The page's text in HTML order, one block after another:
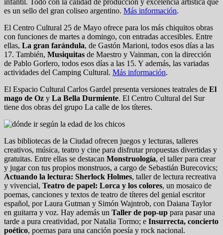
es un sello del gran coliseo argentino. Más información.
El Centro Cultural 25 de Mayo ofrece para los más chiquitos obras
con funciones de martes a domingo, con entradas accesibles. Entre
ellas, La gran farándula, de Gastón Marioni, todos esos días a las
17. También, Musiquitas de Maestro y Vainman, con la dirección
de Pablo Gorlero, todos esos días a las 15. Y además, las variadas
actividades del Camping Cultural. Más información.
El Espacio Cultural Carlos Gardel presenta versiones teatrales de El
mago de Oz y La Bella Durmiente. El Centro Cultural del Sur
tiene dos obras del grupo La calle de los títeres.
Las bibliotecas de la Ciudad ofrecen juegos y lecturas, talleres
creativos, música, teatro y cine para disfrutar propuestas divertidas y
gratuitas. Entre ellas se destacan Monstruología, el taller para crear
y jugar con tus propios monstruos, a cargo de Sebastián Burecovics;
Actuando la lectura: Sherlock Holmes, taller de lectura recreativa
y vivencial, Teatro de papel: Lorca y los colores, un mosaico de
poemas, canciones y textos de teatro de títeres del genial escritor
español, por Laura Gutman y Simón Wajntrob, con Daiana Taylor
en guitarra y voz. Hay además un Taller de pop-up para pasar una
tarde a pura creatividad, por Natalia Tormo; e Insurrecta, concierto
poético, poemas para una canción poesía y rock nacional.